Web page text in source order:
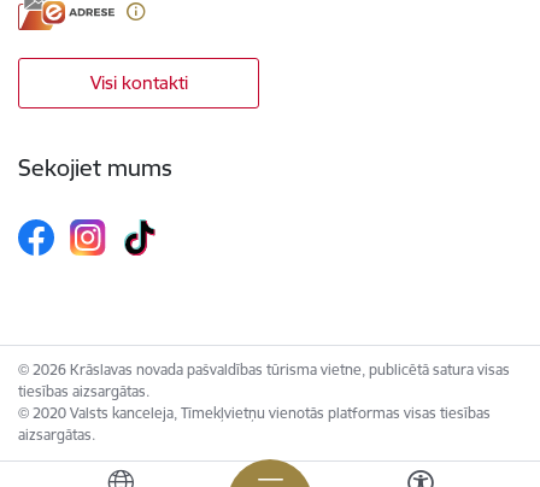
Visi kontakti
Sekojiet mums
© 2026 Krāslavas novada pašvaldības tūrisma vietne, publicētā satura visas
tiesības aizsargātas.
© 2020 Valsts kanceleja, Tīmekļvietņu vienotās platformas visas tiesības
aizsargātas.